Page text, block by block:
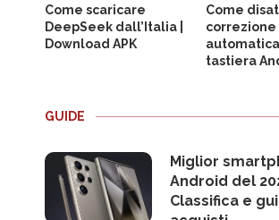
Come scaricare
DeepSeek dall’Italia |
Download APK
Come
correzione
tastiera
GUIDE
Miglior
Android del
Classifica e